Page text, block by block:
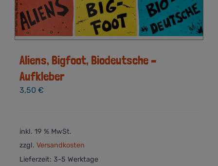
Aliens, Bigfoot, Biodeutsche –
Aufkleber
3,50 €
inkl. 19 % MwSt.
zzgl. Versandkosten
Lieferzeit: 3-5 Werktage